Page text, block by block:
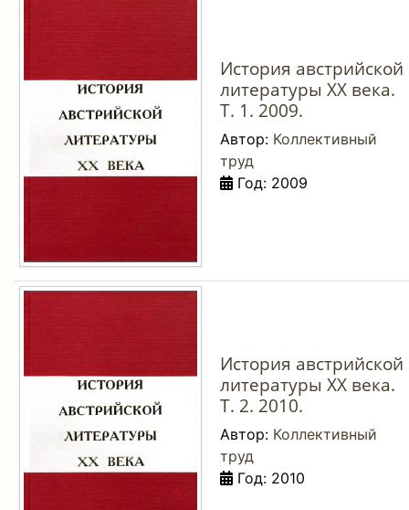
История австрийской
литературы XX века.
Т. 1. 2009.
Автор: Коллективный
труд
Год: 2009
История австрийской
литературы XX века.
Т. 2. 2010.
Автор: Коллективный
труд
Год: 2010